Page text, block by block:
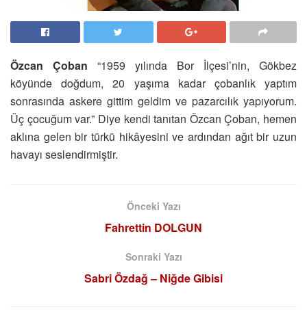
Özcan Çoban “1959 yılında Bor İlçesi’nin, Gökbez
köyünde doğdum, 20 yaşıma kadar çobanlık yaptım
sonrasında askere gittim geldim ve pazarcılık yapıyorum.
Üç çocuğum var.” Diye kendi tanıtan Özcan Çoban, hemen
aklına gelen bir türkü hikâyesini ve ardından ağıt bir uzun
havayı seslendirmiştir.
Önceki Yazı
Fahrettin DOLGUN
Sonraki Yazı
Sabri Özdağ – Niğde Gibisi